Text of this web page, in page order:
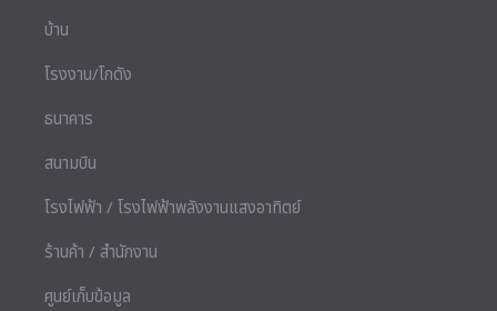
บ้าน
โรงงาน/โกดัง
ธนาคาร
สนามบิน
โรงไฟฟ้า / โรงไฟฟ้าพลังงานแสงอาทิตย์
ร้านค้า / สำนักงาน
ศูนย์เก็บข้อมูล